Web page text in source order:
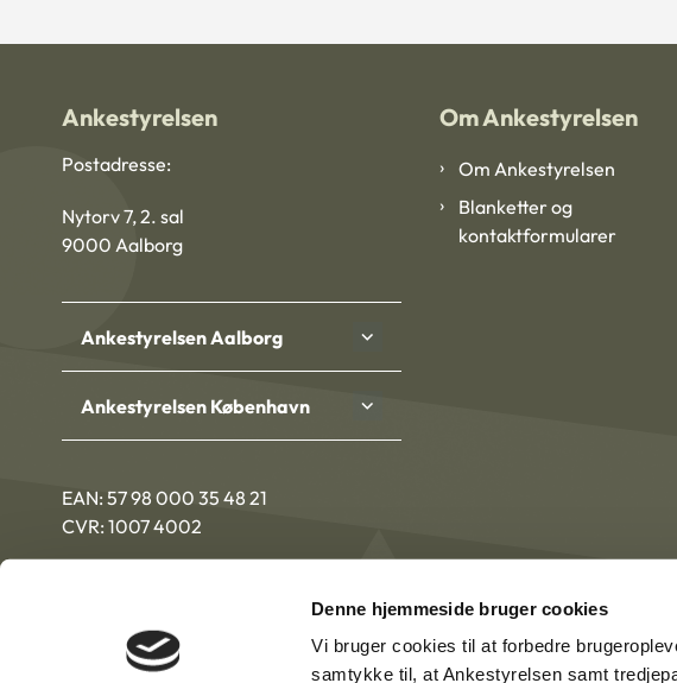
Denne hjemmeside bruger cookies
Vi bruger cookies til at forbedre
samtykke til, at Ankestyrelsen samt
Ankestyrelsen
Postadresse:
Nytorv 7, 2. sal
9000 Aalborg
Ankestyrelsen Aalborg
Ankestyrelsen København
EAN: 57 98 000 35 48 21
CVR: 1007 4002
Om Ankestyrelsen
Om Ankestyrelsen
Blanketter og
kontaktformularer